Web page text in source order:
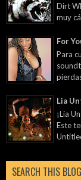
Dirt
muy
For
Para
Lia
¡Lia
Este
SEARCH THIS BLOG